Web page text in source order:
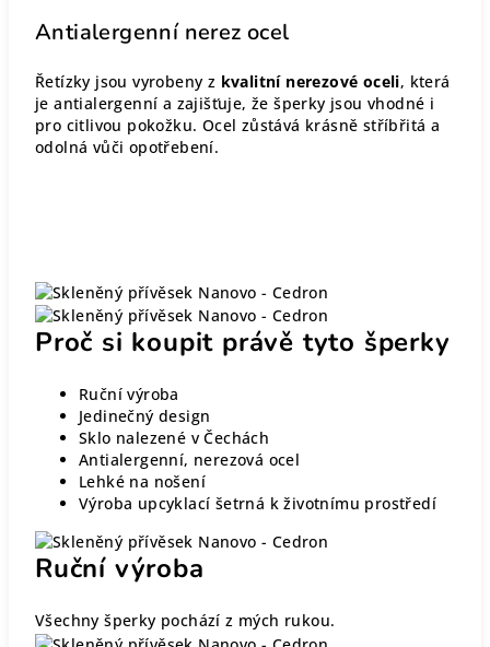
Antialergenní nerez ocel
Řetízky jsou vyrobeny z kvalitní nerezové oceli, která
je antialergenní a zajišťuje, že šperky jsou vhodné i
pro citlivou pokožku. Ocel zůstává krásně stříbřitá a
odolná vůči opotřebení.
Proč si koupit právě tyto šperky
Ruční výroba
Jedinečný design
Sklo nalezené v Čechách
Antialergenní, nerezová ocel
Lehké na nošení
Výroba upcyklací šetrná k životnímu prostředí
Ruční výroba
Všechny šperky pochází z mých rukou.